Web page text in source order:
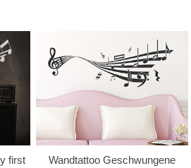
first
Wandtattoo Geschwungene